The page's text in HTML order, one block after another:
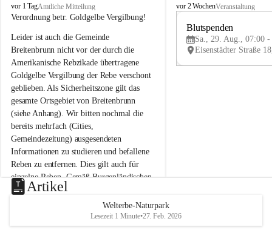
B
r
i
t
e
n
b
r
u
n
n
a
m
N
e
u
s
d
vor 1 TagAmtliche Mitteilung
Verordnung betr. Goldgelbe Vergilbung!
Leider ist auch die Gemeinde
Breitenbrunn nicht vor der durch die
Amerikanische Rebzikade übertragene
Goldgelbe Vergilbung der Rebe verschont
geblieben. Als Sicherheitszone gilt das
gesamte Ortsgebiet von Breitenbrunn
(siehe Anhang). Wir bitten nochmal die
bereits mehrfach (Cities,
Gemeindezeitung) ausgesendeten
Informationen zu studieren und befallene
Reben zu entfernen. Dies gilt auch für
einzelne Reben. Gemäß Burgenländischen
Weinbaugesetz sind nicht gepflegte oder
unzulässige Weingärten zu roden! Bitte
helfen wir zusammen um unsere Winzer
vor den prognostizierten Ernteausfällen
B
e
u
e
d
vor 2 WochenVeranstaltung
Blutspenden
Sa., 29. Aug., 07:00 -
Artikel
Welterbe-Naturpark
Lesezeit 1 Minute•27. Feb. 2026